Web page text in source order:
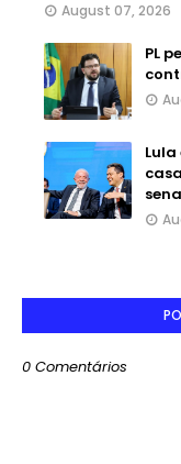
August 07, 2026
PL
0 Comentários